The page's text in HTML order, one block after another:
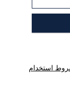
استخدام